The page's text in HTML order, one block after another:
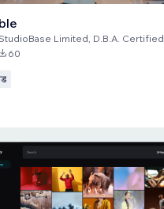
StudioBase Limited, D.B.A. Certified Code
60